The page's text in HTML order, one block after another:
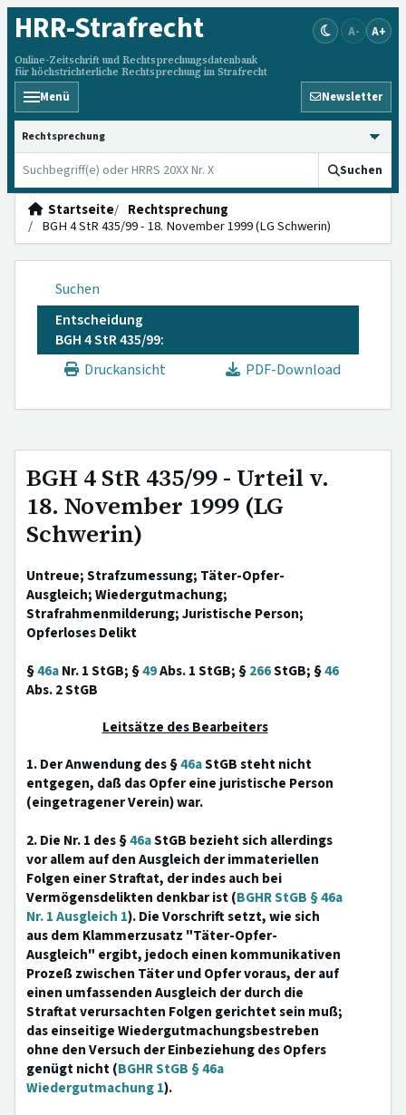
HRR-Strafrecht
Online-Zeitschrift und Rechtsprechungsdatenbank
für höchstrichterliche Rechtsprechung im Strafrecht
A- A+
Menü Newsletter
HRRS durchsuchen
Suchen
Startseite
Rechtsprechung
BGH 4 StR 435/99 - 18. November 1999 (LG Schwerin)
Suchen
Entscheidung
BGH 4 StR 435/99:
Druckansicht
PDF-Download
BGH 4 StR 435/99 - Urteil v.
18. November 1999 (LG
Schwerin)
Untreue; Strafzumessung; Täter-Opfer-
Ausgleich; Wiedergutmachung;
Strafrahmenmilderung; Juristische Person;
Opferloses Delikt
§46aNr. 1 StGB; §49Abs. 1 StGB; §266StGB; §46
Abs. 2 StGB
Leitsätze des Bearbeiters
1. Der Anwendung des §46aStGB steht nicht
entgegen, daß das Opfer eine juristische Person
(eingetragener Verein) war.
2. Die Nr. 1 des §46aStGB bezieht sich allerdings
vor allem auf den Ausgleich der immateriellen
Folgen einer Straftat, der indes auch bei
Vermögensdelikten denkbar ist (BGHR StGB § 46a
Nr. 1 Ausgleich 1). Die Vorschrift setzt, wie sich
aus dem Klammerzusatz "Täter-Opfer-
Ausgleich" ergibt, jedoch einen kommunikativen
Prozeß zwischen Täter und Opfer voraus, der auf
einen umfassenden Ausgleich der durch die
Straftat verursachten Folgen gerichtet sein muß;
das einseitige Wiedergutmachungsbestreben
ohne den Versuch der Einbeziehung des Opfers
genügt nicht (BGHR StGB § 46a
Wiedergutmachung 1).